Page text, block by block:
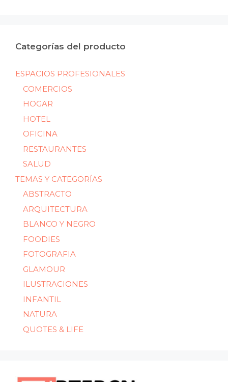
Categorías del producto
ESPACIOS PROFESIONALES
COMERCIOS
HOGAR
HOTEL
OFICINA
RESTAURANTES
SALUD
TEMAS Y CATEGORÍAS
ABSTRACTO
ARQUITECTURA
BLANCO Y NEGRO
FOODIES
FOTOGRAFIA
GLAMOUR
ILUSTRACIONES
INFANTIL
NATURA
QUOTES & LIFE